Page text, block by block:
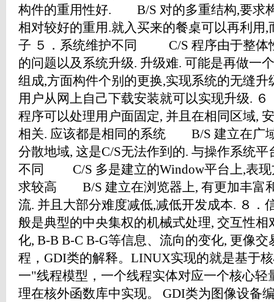
构件的重用性好. B/S 对的多重结构,要求
相对较好的重用.就入买来的餐桌可以再利用
子 ５．系统维护不同 C/S 程序由于整体
的问题以及系统升级. 升级难. 可能是再做
组成,方面构件个别的更换,实现系统的无缝
用户从网上自己下载安装就可以实现升级.
程序可以处理用户面固定, 并且在相同区域,
相关. 应该都是相同的系统 B/S 建立在广
分散地域, 这是C/S无法作到的. 与操作系统
不同 C/S 多是建立的Window平台上,表现
求较高 B/S 建立在浏览器上, 有更加丰富
流. 并且大部分难度减低,减低开发成本. ８
般是典型的中央集权的机械式处理, 交互
化, B-B B-C B-G等信息、流向的变化, 更像
程，GDI类的解释。LINUX实现的就是基于
一"线程模型，一个线程实体对应一个核心轻
理在核外函数库中实现。 GDI类为图像设备